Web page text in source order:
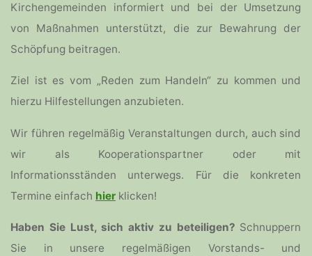
Kirchengemeinden informiert und bei der Umsetzung
von Maßnahmen unterstützt, die zur Bewahrung der
Schöpfung beitragen.
Ziel ist es vom „Reden zum Handeln“ zu kommen und
hierzu Hilfestellungen anzubieten.
Wir führen regelmäßig Veranstaltungen durch, auch sind
wir als Kooperationspartner oder mit
Informationsständen unterwegs. Für die konkreten
Termine einfach hier klicken!
Haben Sie Lust, sich aktiv zu beteiligen? Schnuppern
Sie in unsere regelmäßigen Vorstands- und